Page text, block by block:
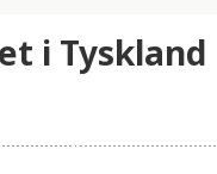
i Tyskland